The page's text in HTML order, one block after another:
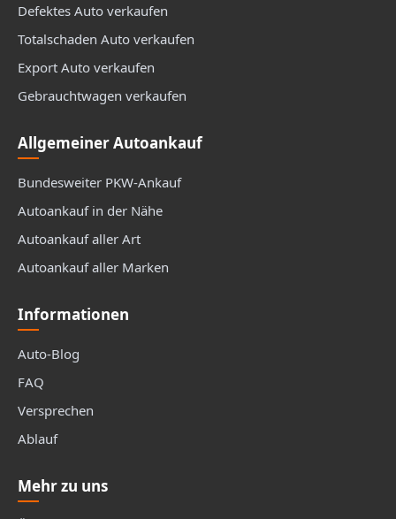
Defektes Auto verkaufen
Totalschaden Auto verkaufen
Export Auto verkaufen
Gebrauchtwagen verkaufen
Allgemeiner Autoankauf
Bundesweiter PKW-Ankauf
Autoankauf in der Nähe
Autoankauf aller Art
Autoankauf aller Marken
Informationen
Auto-Blog
FAQ
Versprechen
Ablauf
Mehr zu uns